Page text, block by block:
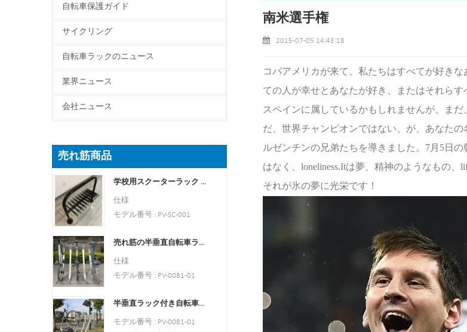
自転車保護ガイド
サイクリング
自転車ラックのニュース
業界ニュース
会社ニュース
売れ筋商品
学校用スクーターラック 両面スクータースタンドラック
仕様
モデル番号 : PV-SC-001
色: 黄色、黒、緑、赤、ま
たはカスタマイズ。
スタイル : 屋内と屋外の両
材質：炭素鋼
売れ筋の半垂直自転車ラックと自転車保管庫
仕様
モデル番号 : PV-0081-01
び保管庫
色:シルバー
半垂直ラック付き自転車シェルター自転車保管庫
モデル番号 : PV-0081-01
南米選手権
2015-07-05 14:43:18
コパアメリカが来て、私たちはすべてが好き
ての人が幸せとあなたが好き、またはそれらす
スペインに属しているかもしれませんが、ま
だ、世界チャンピオンではない、が、あなた
ルゼンチンの兄弟たちを導きました。 7月5日
はなく、loneliness.Itは夢、精神のようなもの、
それが氷の夢に光栄です！